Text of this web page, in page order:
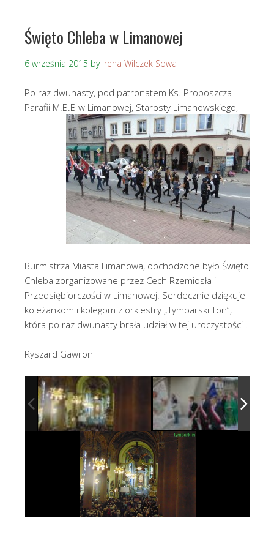
Święto Chleba w Limanowej
6 września 2015 by Irena Wilczek Sowa
Po raz dwunasty, pod patronatem Ks. Proboszcza
Parafii M.B.B w Limanowej, Starosty Limanowskiego,
Burmistrza Miasta Limanowa, obchodzone było Święto
Chleba zorganizowane przez Cech Rzemiosła i
Przedsiębiorczości w Limanowej. Serdecznie dziękuje
koleżankom i kolegom z orkiestry „Tymbarski Ton”,
która po raz dwunasty brała udział w tej uroczystości .
Ryszard Gawron